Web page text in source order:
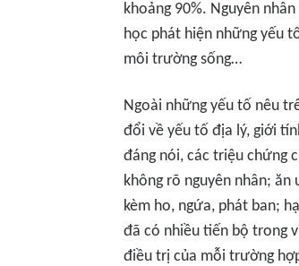
khoảng 90%. Nguyên
học phát hiện những yếu
môi trường sống…
Ngoài những yếu tố nêu
đổi về yếu tố địa lý, giới
đáng nói, các triệu chứng
không rõ nguyên nhân;
kèm ho, ngứa, phát ban;
đã có nhiều tiến bộ trong
điều trị của mỗi trường